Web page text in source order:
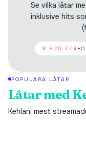
Se vilka låtar
inklusive hits
8 920 774
POPULÄRA LÅTAR
Låtar med
Kehlani mest